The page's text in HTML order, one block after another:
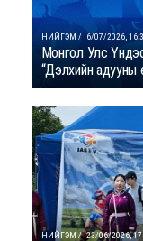
НИЙГЭМ / 6/07/2026,
Монгол Улс
“Дэлхийн адууны
НИЙГЭМ / 23/06/2026,